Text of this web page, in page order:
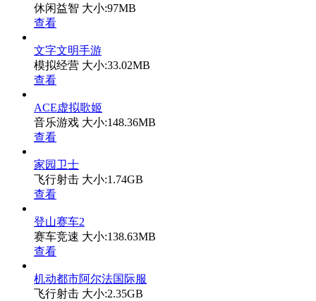
休闲益智 大小:97MB
查看
文字文明手游
模拟经营 大小:33.02MB
查看
ACE虚拟歌姬
音乐游戏 大小:148.36MB
查看
家园卫士
飞行射击 大小:1.74GB
查看
登山赛车2
赛车竞速 大小:138.63MB
查看
机动都市阿尔法国际服
飞行射击 大小:2.35GB